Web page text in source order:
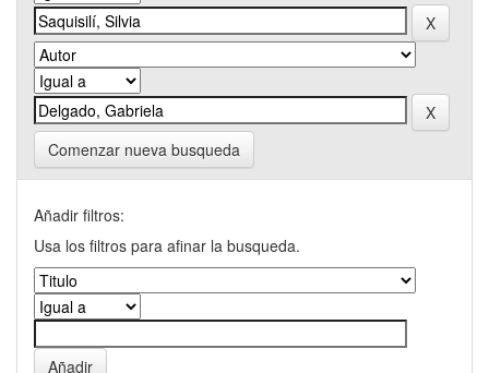
Comenzar nueva busqueda
Añadir filtros:
Usa los filtros para afinar la busqueda.